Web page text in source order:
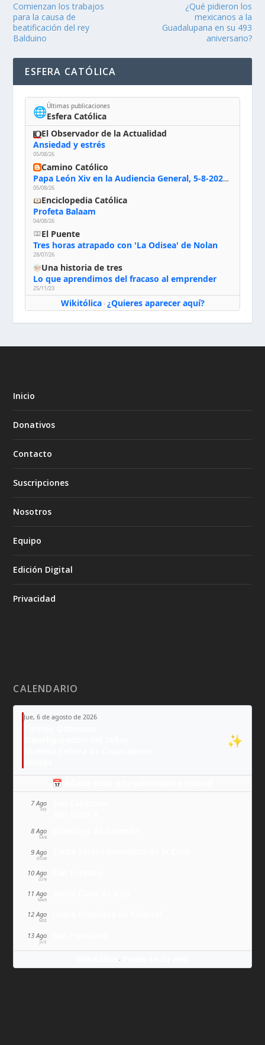
Comienzan los trabajos
para la causa de
beatificación del rey
Balduino
¿Qué pidieron los
mexicanos a la
Guadalupana en su 493
aniversario?
ESFERA CATÓLICA
🌐Últimas publicaciones
Esfera Católica
El Observador de la Actualidad
Ansiedad y estrés
05/08/26
Camino Católico
Papa León Xiv en la Audiencia General, 5-8-2026: «Dios en el primer puesto; la oración, nuestra primera obligación; la liturgia, la primera fuente de la vida divina que se nos comunica, la primera escuela de nuestra vida espiritual»
05/08/26
Enciclopedia Católica
Profeta Balaam
04/08/26
El Puente
Tres horas atrapado con 'La Odisea' de Nolan
28/07/26
Una historia de tres
Lo que aprendimos del fracaso al emprender
25/11/23
Wikitólica· ¿Quieres aparecer aquí?
Inicio
Donativos
Contacto
Suscripciones
Nosotros
Equipo
Edición Digital
Privacidad
CALENDARIO
Jue, 6 de agosto de 2026
✨
📅 Añade todo a tu calendario personal
7 Ago
VIE
8 Ago
SÁB
9 Ago
DOM
10 Ago
LUN
11 Ago
MAR
12 Ago
MIÉ
13 Ago
JUE
·